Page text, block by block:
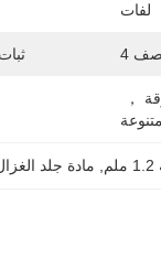
لفات
4
مادة جلد